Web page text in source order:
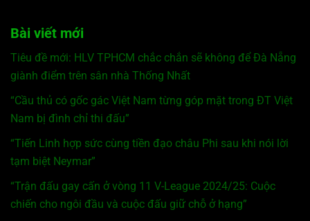
Bài viết mới
Tiêu đề mới: HLV TPHCM chắc chắn sẽ không để Đà Nẵng
giành điểm trên sân nhà Thống Nhất
“Cầu thủ có gốc gác Việt Nam từng góp mặt trong ĐT Việt
Nam bị đình chỉ thi đấu”
“Tiến Linh hợp sức cùng tiền đạo châu Phi sau khi nói lời
tạm biệt Neymar”
“Trận đấu gay cấn ở vòng 11 V-League 2024/25: Cuộc
chiến cho ngôi đầu và cuộc đấu giữ chỗ ở hạng”